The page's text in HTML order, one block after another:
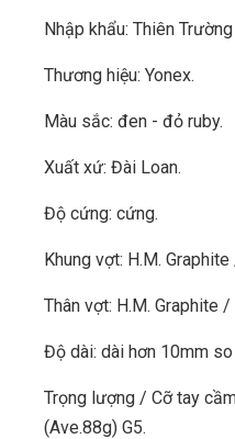
Nhập khẩu: Thiên
Thương hiệu: Yonex.
Màu sắc: đen - đỏ ruby.
Xuất xứ: Đài Loan.
Độ cứng: cứng.
Khung vợt: H.M.
Thân vợt: H.M. Graphite /
Độ dài: dài hơn 10mm
Trọng lượng / Cỡ tay
(Ave.88g) G5.